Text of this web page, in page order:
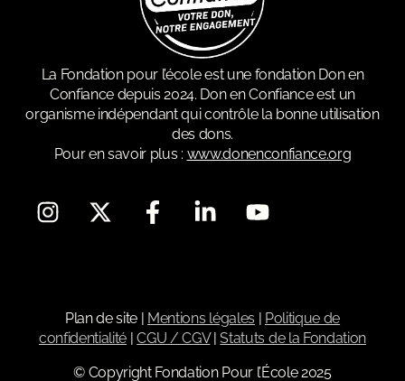
La Fondation pour l’école est une fondation Don en
Confiance depuis 2024. Don en Confiance est un
organisme indépendant qui contrôle la bonne utilisation
des dons.
Pour en savoir plus : www.donenconfiance.org
Plan de site | Mentions légales | Politique de
confidentialité |CGU / CGV|Statuts de la Fondation
© Copyright Fondation Pour l’École 2025